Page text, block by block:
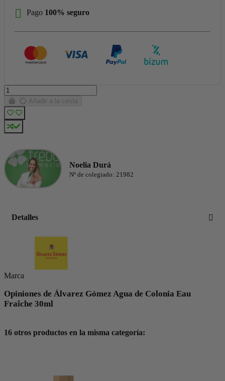
Pago 100% seguro
Añadir a la cesta
Noelia Durá
Nº de colegiado: 21982
Detalles
Marca
Opiniones de Álvarez Gómez Agua de Colonia Eau
Fraîche 30ml
16 otros productos en la misma categoría: